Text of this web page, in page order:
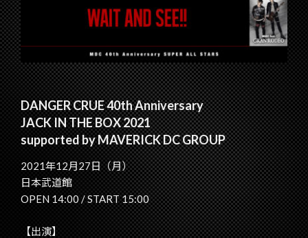
DANGER CRUE 40th Anniversary
JACK IN THE BOX 2021
supported by MAVERICK DC GROUP
2021年12月27日（月）
日本武道館
OPEN 14:00 / START 15:00
【出演】